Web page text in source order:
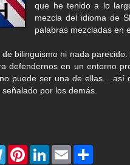
que he tenido a lo
mezcla del idioma de
palabras mezcladas en
bilinguismo ni nada
defendernos en un entorno
puede ser una de ellas...
por los demás.
T
P
L
E